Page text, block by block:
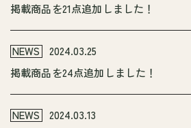
掲載商品を21点追加しました！
NEWS
2024.03.25
掲載商品を24点追加しました！
NEWS
2024.03.13